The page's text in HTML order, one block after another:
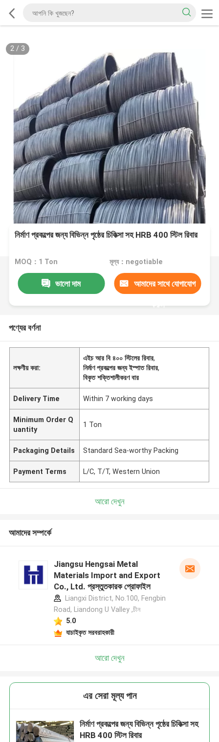
2/ 3
নির্মাণ প্রকল্পের জন্য বিভিন্ন পৃষ্ঠের চিকিত্সা সহ HRB 400 স্টিল রিবার
MOQ：1 Ton মূল্য：negotiable
ভালো দাম আমাদের সাথে যোগাযোগ
করুন
পণ্যের বর্ণনা
লক্ষণীয় করা:
এইচ আর বি ৪০০ স্টিলের রিবার,
নির্মাণ প্রকল্পের জন্য ইস্পাত রিবার,
বিকৃত শক্তিশালীকরণ বার
Delivery Time Within 7 working days
Minimum Order Q
uantity
1 Ton
Packaging Details Standard Sea-worthy Packing
Payment Terms L/C, T/T, Western Union
আরো দেখুন
আমাদের সম্পর্কে
Jiangsu Hengsai Metal
Materials Import and Export
Co., Ltd. প্রস্তুতকারক প্রোফাইল
Liangxi District, No.100, Fengbin
Road, Liandong U Valley ,চীন
5.0
যাচাইকৃত সরবরাহকারী
আরো দেখুন
এর সেরা মূল্য পান
নির্মাণ প্রকল্পের জন্য বিভিন্ন পৃষ্ঠের চিকিত্সা সহ
HRB 400 স্টিল রিবার